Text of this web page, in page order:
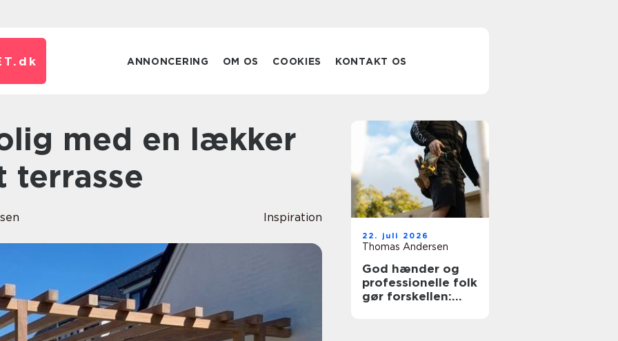
dk ANNONCERING OM OS COOKIES KONTAKT OS
Inspiration
22. juli 2026
Thomas Andersen
God hænder og
professionelle folk
gør forskellen: